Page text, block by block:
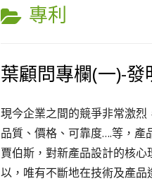
CATEGORY:
專利
葉顧問專欄(一)-
現今企業之間的競爭非常激烈
品質、價格、可靠度….等，產
賈伯斯，對新產品設計的核
以，唯有不斷地在技術及產